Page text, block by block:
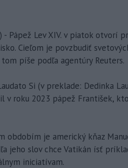
- Pápež Lev XIV. v piatok otvorí
Cieľom je povzbudiť
píše podľa agentúry Reuters.
Si (v preklade: Dedinka
v roku 2023 pápež František,
obdobím je americký kňaz
jeho slov chce Vatikán ísť
iniciatívam.